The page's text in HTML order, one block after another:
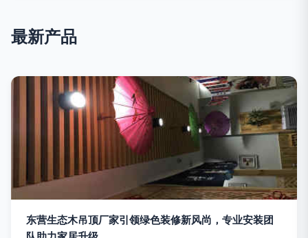
最新产品
东营生态木吊顶厂家引领绿色装修新风尚，专业安装团